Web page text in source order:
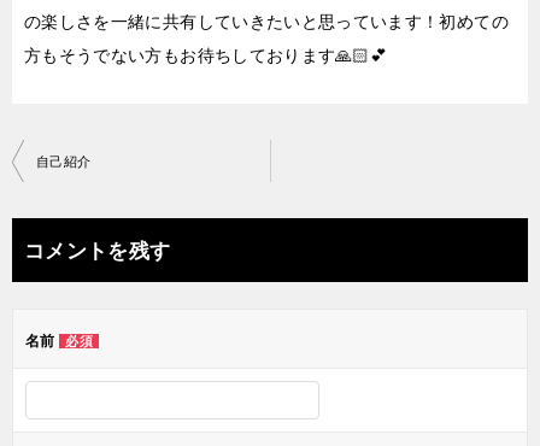
の楽しさを一緒に共有していきたいと思っています！初めての
方もそうでない方もお待ちしております🙏🏻💕
投
ナ
ビ
ー
自己紹介
コメントを残す
名前 必須